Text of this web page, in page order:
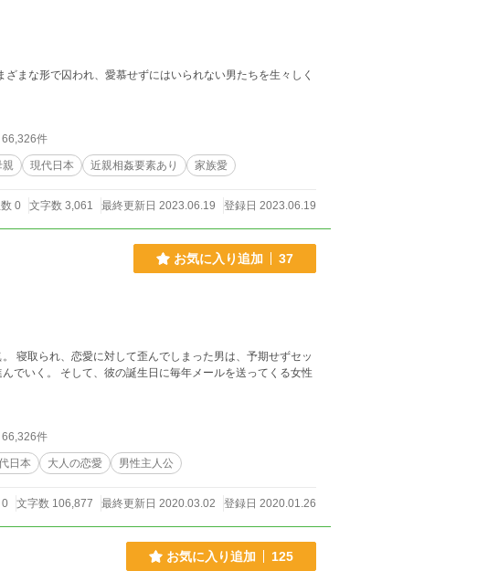
まな形で囚われ、愛慕せずにはいられない男たちを生々しく
66,326件
親 現代日本 近親相姦要素あり 家族愛
0 文字数 3,061 最終更新日 2023.06.19 登録日 2023.06.19
お気に入り追加 37
寝取られ、恋愛に対して歪んでしまった男は、予期せずセッ
66,326件
日本 大人の恋愛 男性主人公
0 文字数 106,877 最終更新日 2020.03.02 登録日 2020.01.26
お気に入り追加 125